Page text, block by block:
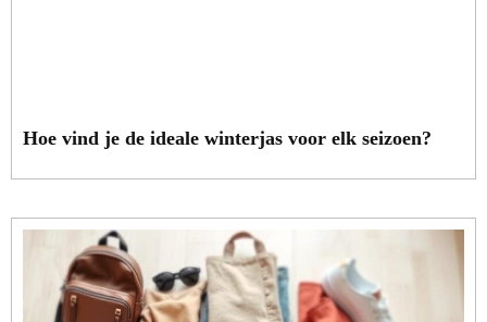
Hoe vind je de ideale winterjas voor elk seizoen?